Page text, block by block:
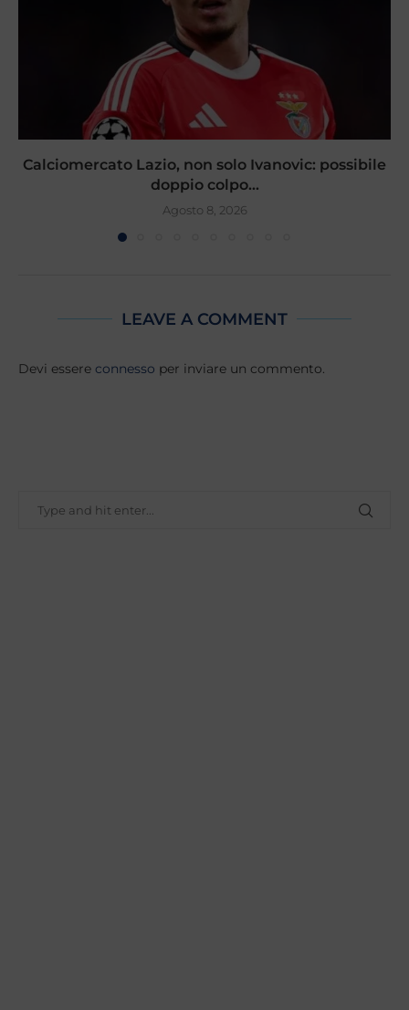
Calciomercato Lazio, non solo Ivanovic: possibile
doppio colpo...
Agosto 8, 2026
LEAVE A COMMENT
Devi essere connesso per inviare un commento.